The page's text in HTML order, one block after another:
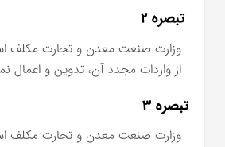
‬ ‫تبصره ۲
وزارت صنعت معدن و تجارت مکلف
از واردات مجدد آن، تدوین و اعمال
تبصره ۳
وزارت صنعت معدن و تجارت مکلف